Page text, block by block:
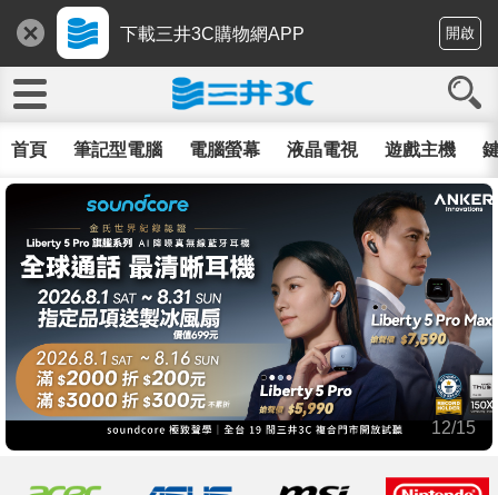
下載三井3C購物網APP 開啟
首頁 筆記型電腦 電腦螢幕 液晶電視 遊戲主機
12/15